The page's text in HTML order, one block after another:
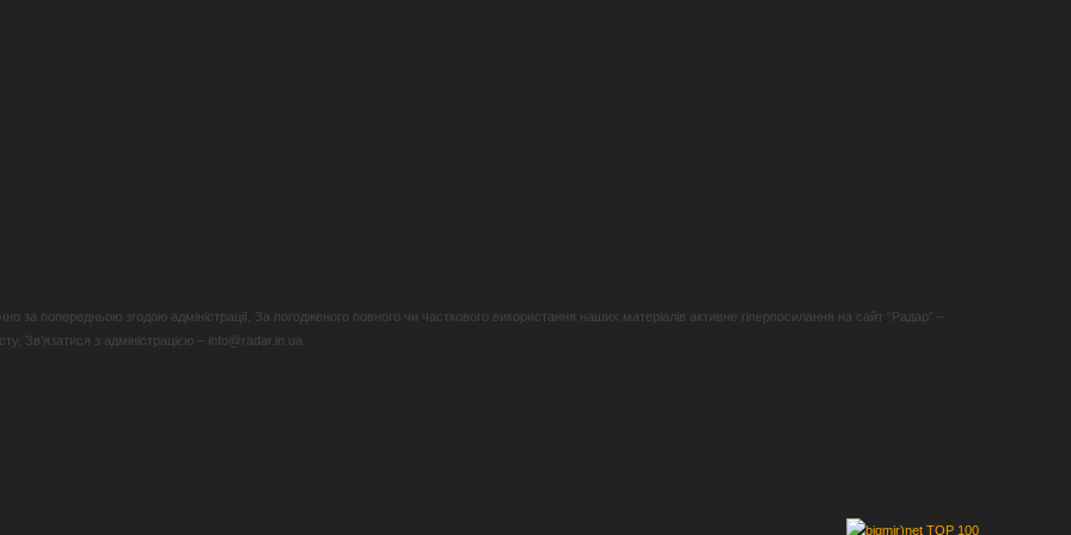
за попередньою згодою адміністрації. За погодженого повного чи часткового використання наших матеріалів активне гіперпосилання на сайт “Радар” –
Зв’язатися з адміністрацією – info@radar.in.ua